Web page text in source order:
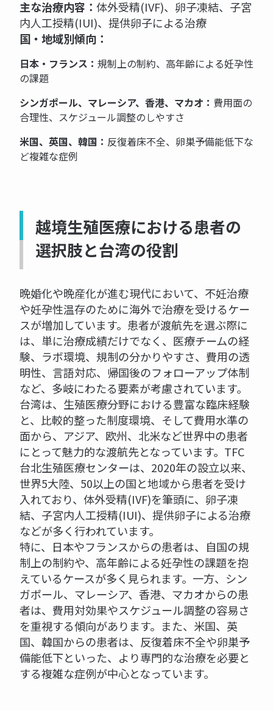
主な治療内容： 体外受精(IVF)、卵子凍結、子宮
内人工授精(IUI)、提供卵子による治療
国・地域別傾向：
日本・フランス： 規制上の制約、高年齢による妊孕性
の課題
シンガポール、マレーシア、香港、マカオ： 費用面の
合理性、スケジュール調整のしやすさ
米国、英国、韓国： 反復着床不全、卵巣予備能低下な
ど複雑な症例
越境生殖医療における患者の
選択肢と台湾の役割
晩婚化や晩産化が進む現代において、不妊治療
や妊孕性温存のために海外で治療を受けるケー
スが増加しています。患者が渡航先を選ぶ際に
は、単に治療成績だけでなく、医療チームの経
験、ラボ環境、規制の分かりやすさ、費用の透
明性、言語対応、帰国後のフォローアップ体制
など、多岐にわたる要素が考慮されています。
台湾は、生殖医療分野における豊富な臨床経験
と、比較的整った制度環境、そして費用水準の
面から、アジア、欧州、北米など世界中の患者
にとって魅力的な渡航先となっています。TFC
台北生殖医療センターは、2020年の設立以来、
世界5大陸、50以上の国と地域から患者を受け
入れており、体外受精(IVF)を筆頭に、卵子凍
結、子宮内人工授精(IUI)、提供卵子による治療
などが多く行われています。
特に、日本やフランスからの患者は、自国の規
制上の制約や、高年齢による妊孕性の課題を抱
えているケースが多く見られます。一方、シン
ガポール、マレーシア、香港、マカオからの患
者は、費用対効果やスケジュール調整の容易さ
を重視する傾向があります。また、米国、英
国、韓国からの患者は、反復着床不全や卵巣予
備能低下といった、より専門的な治療を必要と
する複雑な症例が中心となっています。